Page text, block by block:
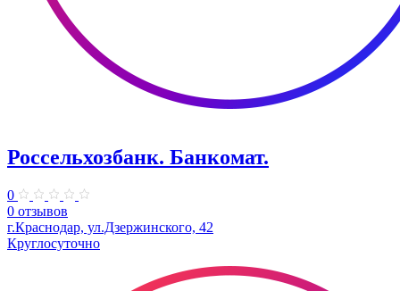
Россельхозбанк. Банкомат.
0
0 отзывов
г.Краснодар, ул.Дзержинского, 42
Круглосуточно